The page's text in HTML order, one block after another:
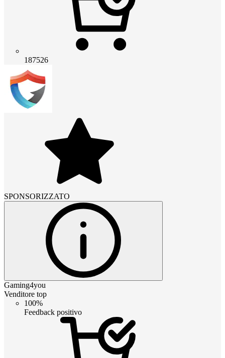
187526
SPONSORIZZATO
Gaming4you
Venditore top
100%
Feedback positivo